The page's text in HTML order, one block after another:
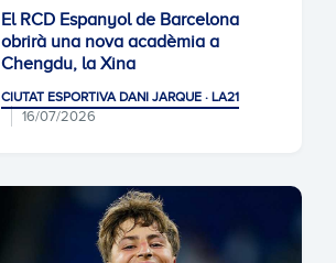
El RCD Espanyol de Barcelona
obrirà una nova acadèmia a
Chengdu, la Xina
CIUTAT ESPORTIVA DANI JARQUE · LA21
16/07/2026